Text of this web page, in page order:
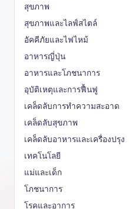
สุขภาพ
สุขภาพและไลฟ์สไตล์
อัคคีภัยและไฟไหม้
อาหารญี่ปุ่น
อาหารและโภชนาการ
อุบัติเหตุและการฟื้นฟู
เคล็ดลับการทำความสะอาด
เคล็ดลับสุขภาพ
เคล็ดลับอาหารและเครื่องปรุง
เทคโนโลยี
แม่และเด็ก
โภชนาการ
โรคและอาการ